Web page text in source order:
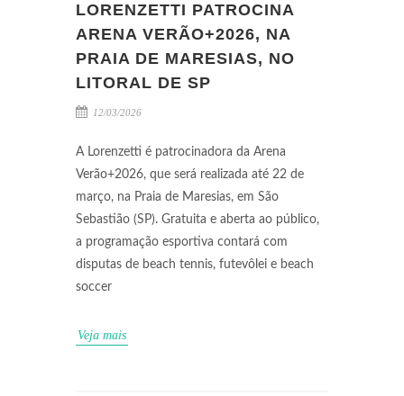
LORENZETTI PATROCINA
ARENA VERÃO+2026, NA
PRAIA DE MARESIAS, NO
LITORAL DE SP
12/03/2026
A Lorenzetti é patrocinadora da Arena
Verão+2026, que será realizada até 22 de
março, na Praia de Maresias, em São
Sebastião (SP). Gratuita e aberta ao público,
a programação esportiva contará com
disputas de beach tennis, futevôlei e beach
soccer
Veja mais